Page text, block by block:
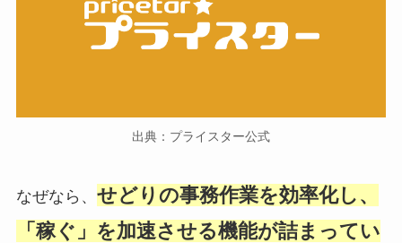
出典：プライスター公式
なぜなら、 せどりの事務作業を効率化し、
「稼ぐ」を加速させる機能が詰まってい